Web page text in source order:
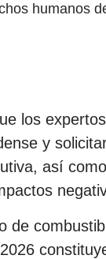
humanos
los
y
así
de